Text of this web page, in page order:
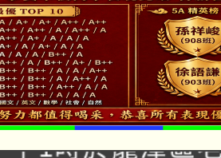
祭」8/29、30在
登場!
午1時於龍潭區